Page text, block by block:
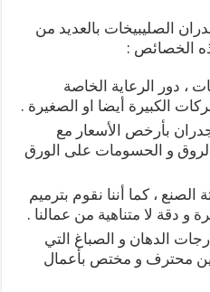
الصليبيخات بالعديد من
الخصائص :
، دور الرعاية الخاصة
الكبيرة أيضا او الصغيرة .
بأرخص الأسعار مع
و الحسومات على الورق
الصنع ، كما أننا نقوم بترميم
و دقة لا متناهية من عمالنا .
الدهان و الصباغ التي
محترف و مختص بأعمال